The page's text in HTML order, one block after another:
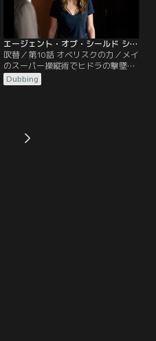
で管理されているが…。
エージェント・オブ・シールド シーズン2 第10話／吹替【MARVEL】
吹替／第10話 オベリスクの力／メイ
のスーパー操縦術でヒドラの撃墜を
逃れたバスはサン・フアンに向か
い、コールソンたちと合流する。レ
を決意する。
Dubbing